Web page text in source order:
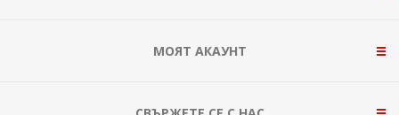
МОЯТ АКАУНТ